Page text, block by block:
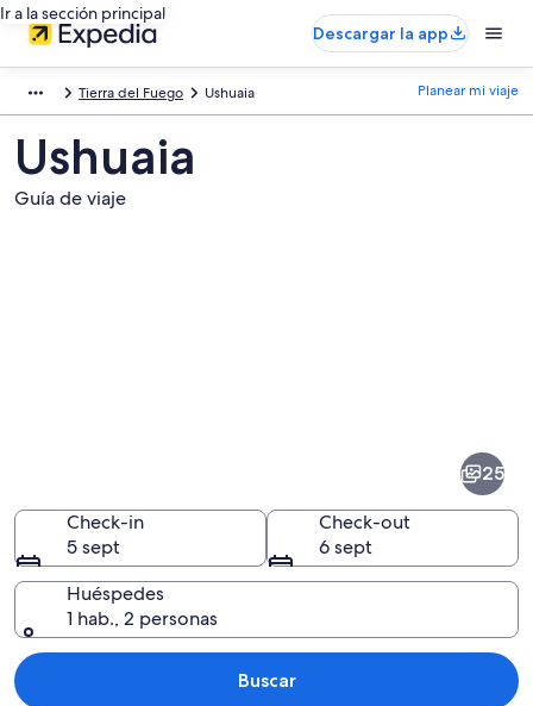
Ir a la sección principal
Descargar la app
Tierra del Fuego Ushuaia Planear mi viaje
Ushuaia
Guía de viaje
Un barco grande atracado en un
25
Check-in
5 sept
Check-out
6 sept
Huéspedes
1 hab., 2 personas
Buscar